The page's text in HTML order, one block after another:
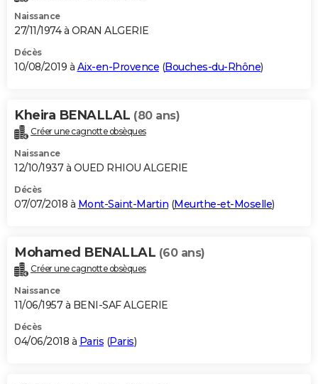
Naissance
27/11/1974 à ORAN ALGERIE
Décès
10/08/2019 à Aix-en-Provence (Bouches-du-Rhône)
Kheira BENALLAL (80 ans)
Créer une cagnotte obsèques
Naissance
12/10/1937 à OUED RHIOU ALGERIE
Décès
07/07/2018 à Mont-Saint-Martin (Meurthe-et-Moselle)
Mohamed BENALLAL (60 ans)
Créer une cagnotte obsèques
Naissance
11/06/1957 à BENI-SAF ALGERIE
Décès
04/06/2018 à Paris (Paris)